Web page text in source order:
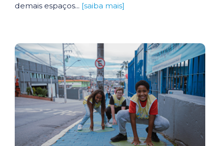
demais espaços... [saiba mais]